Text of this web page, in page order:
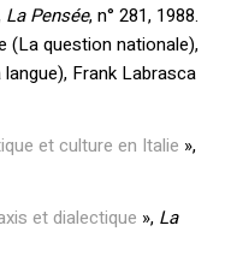
La Pensée, n° 281, 1988.
(La question nationale),
Frank Labrasca
et culture en Italie »,
et dialectique », La